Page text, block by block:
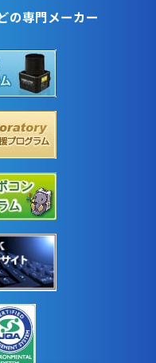
の専門メーカー